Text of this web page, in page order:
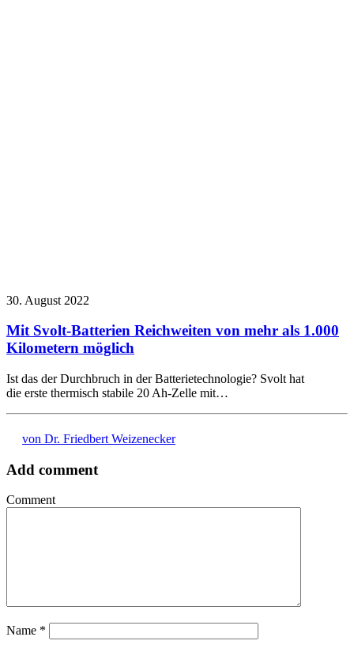
30. August 2022
Mit Svolt-Batterien Reichweiten von mehr als 1.000
Kilometern möglich
Ist das der Durchbruch in der Batterietechnologie? Svolt hat
die erste thermisch stabile 20 Ah-Zelle mit…
von Dr. Friedbert Weizenecker
Add comment
Comment
Name *